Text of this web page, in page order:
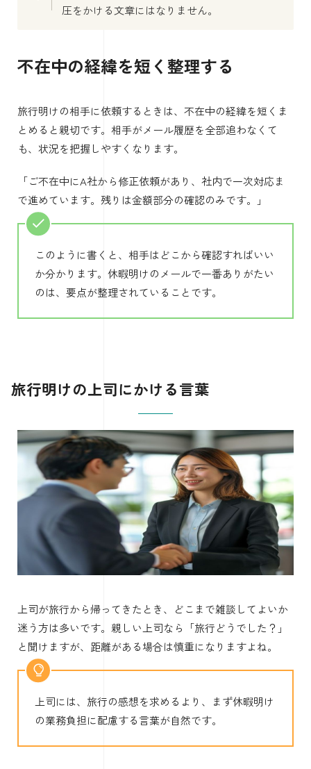
圧をかける文章にはなりません。
不在中の経緯を短く整理する
旅行明けの相手に依頼するときは、不在中の経緯を短くま
とめると親切です。相手がメール履歴を全部追わなくて
も、状況を把握しやすくなります。
「ご不在中にA社から修正依頼があり、社内で一次対応ま
で進めています。残りは金額部分の確認のみです。」
このように書くと、相手はどこから確認すればいい
か分かります。休暇明けのメールで一番ありがたい
のは、要点が整理されていることです。
旅行明けの上司にかける言葉
上司が旅行から帰ってきたとき、どこまで雑談してよいか
迷う方は多いです。親しい上司なら「旅行どうでした？」
と聞けますが、距離がある場合は慎重になりますよね。
上司には、旅行の感想を求めるより、まず休暇明け
の業務負担に配慮する言葉が自然です。